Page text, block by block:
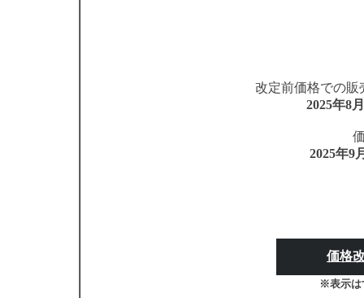
改定前価格での販
2025年8
2025年9
価格
※表示は